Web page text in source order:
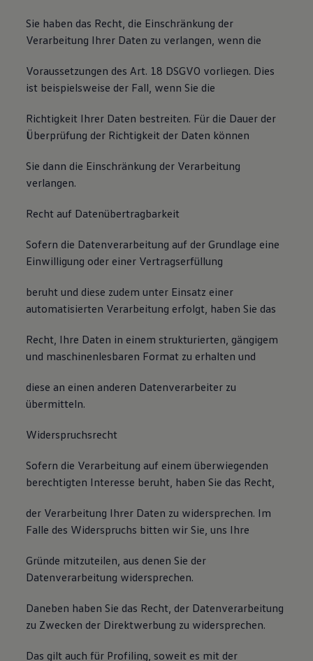
Sie haben das Recht, die Einschränkung der
Verarbeitung Ihrer Daten zu verlangen, wenn die
Voraussetzungen des Art. 18 DSGVO vorliegen. Dies
ist beispielsweise der Fall, wenn Sie die
Richtigkeit Ihrer Daten bestreiten. Für die Dauer der
Überprüfung der Richtigkeit der Daten können
Sie dann die Einschränkung der Verarbeitung
verlangen.
Recht auf Datenübertragbarkeit
Sofern die Datenverarbeitung auf der Grundlage eine
Einwilligung oder einer Vertragserfüllung
beruht und diese zudem unter Einsatz einer
automatisierten Verarbeitung erfolgt, haben Sie das
Recht, Ihre Daten in einem strukturierten, gängigem
und maschinenlesbaren Format zu erhalten und
diese an einen anderen Datenverarbeiter zu
übermitteln.
Widerspruchsrecht
Sofern die Verarbeitung auf einem überwiegenden
berechtigten Interesse beruht, haben Sie das Recht,
der Verarbeitung Ihrer Daten zu widersprechen. Im
Falle des Widerspruchs bitten wir Sie, uns Ihre
Gründe mitzuteilen, aus denen Sie der
Datenverarbeitung widersprechen.
Daneben haben Sie das Recht, der Datenverarbeitung
zu Zwecken der Direktwerbung zu widersprechen.
Das gilt auch für Profiling, soweit es mit der